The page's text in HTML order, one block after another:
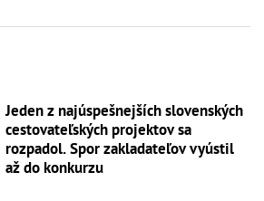
Jeden z najúspešnejších slovenských
cestovateľských projektov sa
rozpadol. Spor zakladateľov vyústil
až do konkurzu